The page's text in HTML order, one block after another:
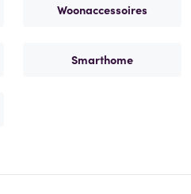
Woonaccessoires
Smarthome